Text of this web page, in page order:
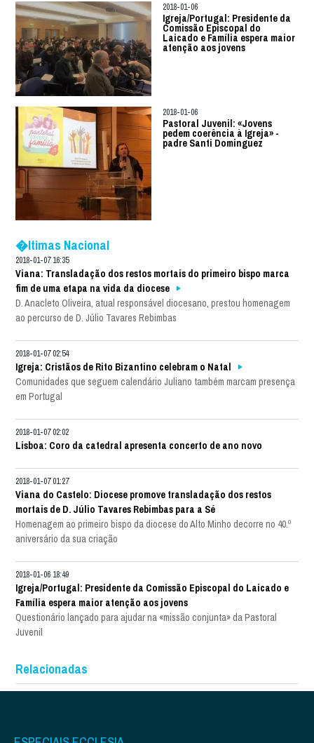
2018-01-06
Igreja/Portugal: Presidente da
Comissão Episcopal do
Laicado e Família espera maior
atenção aos jovens
2018-01-06
Pastoral Juvenil: «Jovens
pedem coerência à Igreja» -
padre Santi Dominguez
�ltimas Nacional
2018-01-07 16:35
Viana: Transladação dos restos mortais do primeiro bispo marca
fim de uma etapa na vida da diocese
D. Anacleto Oliveira, atual responsável diocesano, prestou homenagem
ao percurso de D. Júlio Tavares Rebimbas
2018-01-07 02:54
Igreja: Cristãos de Rito Bizantino celebram o Natal
Comunidades que seguem calendário Juliano também marcam presença
em Portugal
2018-01-07 02:02
Lisboa: Coro da catedral apresenta concerto de ano novo
2018-01-07 01:27
Viana do Castelo: Diocese promove transladação dos restos
mortais de D. Júlio Tavares Rebimbas para a Sé
Homenagem ao primeiro bispo da diocese do Alto Minho decorre no 40.º
aniversário da sua criação
2018-01-06 18:49
Igreja/Portugal: Presidente da Comissão Episcopal do Laicado e
Família espera maior atenção aos jovens
Questionário lançado para ajudar na «missão conjunta» da Pastoral
Juvenil
Relacionadas